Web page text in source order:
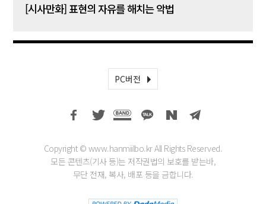
[시사만화] 표현의 자유를 해치는 악법
PC버전
Copyright © www.hanmiilbo.kr All Rights Reserved.
모든 콘텐츠(기사 등)는 저작권법의 보호를 받는바,
무단 전재, 복사, 배포 등을 금합니다.